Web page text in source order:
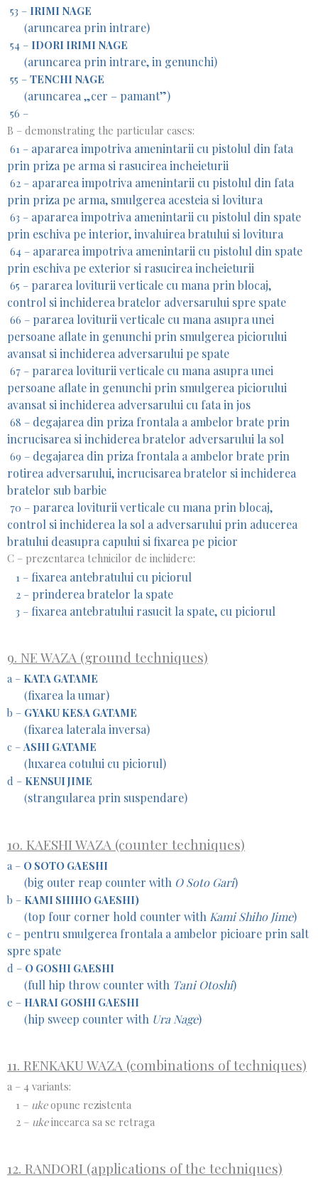
53 – IRIMI NAGE
(aruncarea prin intrare)
54 – IDORI IRIMI NAGE
(aruncarea prin intrare, in genunchi)
55 – TENCHI NAGE
(aruncarea „cer – pamant”)
56 –
B – demonstrating the particular cases:
61 – apararea impotriva amenintarii cu pistolul din fata
prin priza pe arma si rasucirea incheieturii
62 – apararea impotriva amenintarii cu pistolul din fata
prin priza pe arma, smulgerea acesteia si lovitura
63 – apararea impotriva amenintarii cu pistolul din spate
prin eschiva pe interior, invaluirea bratului si lovitura
64 – apararea impotriva amenintarii cu pistolul din spate
prin eschiva pe exterior si rasucirea incheieturii
65 – pararea loviturii verticale cu mana prin blocaj,
control si inchiderea bratelor adversarului spre spate
66 – pararea loviturii verticale cu mana asupra unei
persoane aflate in genunchi prin smulgerea piciorului
avansat si inchiderea adversarului pe spate
67 – pararea loviturii verticale cu mana asupra unei
persoane aflate in genunchi prin smulgerea piciorului
avansat si inchiderea adversarului cu fata in jos
68 – degajarea din priza frontala a ambelor brate prin
incrucisarea si inchiderea bratelor adversarului la sol
69 – degajarea din priza frontala a ambelor brate prin
rotirea adversarului, incrucisarea bratelor si inchiderea
bratelor sub barbie
70 – pararea loviturii verticale cu mana prin blocaj,
control si inchiderea la sol a adversarului prin aducerea
bratului deasupra capului si fixarea pe picior
C – prezentarea tehnicilor de inchidere:
1 – fixarea antebratului cu piciorul
2 – prinderea bratelor la spate
3 – fixarea antebratului rasucit la spate, cu piciorul
9. NE WAZA (ground techniques)
a – KATA GATAME
(fixarea la umar)
b – GYAKU KESA GATAME
(fixarea laterala inversa)
c – ASHI GATAME
(luxarea cotului cu piciorul)
d – KENSUI JIME
(strangularea prin suspendare)
10. KAESHI WAZA (counter techniques)
a – O SOTO GAESHI
(big outer reap counter with O Soto Gari)
b – KAMI SHIHO GAESHI)
(top four corner hold counter with Kami Shiho Jime)
c – pentru smulgerea frontala a ambelor picioare prin salt
spre spate
d – O GOSHI GAESHI
(full hip throw counter with Tani Otoshi)
e – HARAI GOSHI GAESHI
(hip sweep counter with Ura Nage)
11. RENKAKU WAZA (combinations of techniques)
a – 4 variants:
1 – ukeopune rezistenta
2 – ukeincearca sa se retraga
12. RANDORI (applications of the techniques)